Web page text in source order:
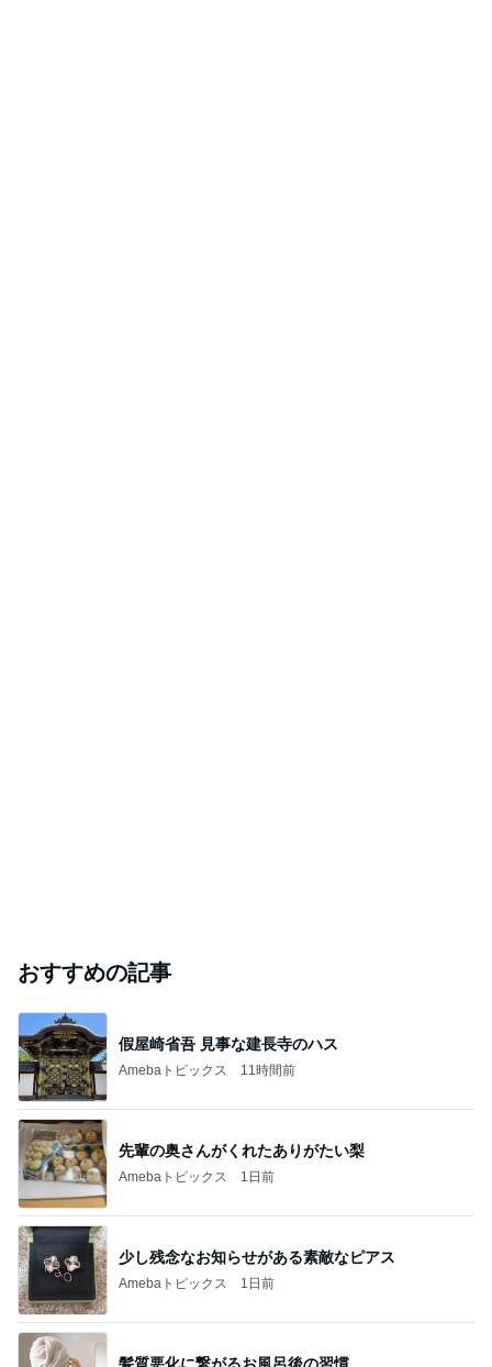
おすすめの記事
假屋崎省吾 見事な建長寺のハス
Amebaトピックス 11時間前
先輩の奥さんがくれたありがたい梨
Amebaトピックス 1日前
少し残念なお知らせがある素敵なピアス
Amebaトピックス 1日前
髪質悪化に繋がるお風呂後の習慣